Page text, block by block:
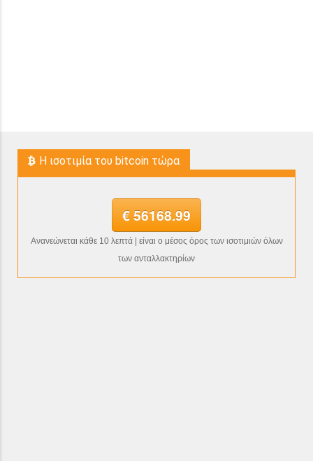
H ισοτιμία του bitcoin τώρα
€ 56168.99
Ανανεώνεται κάθε 10 λεπτά | είναι ο μέσος όρος των ισοτιμιών όλων
των ανταλλακτηρίων